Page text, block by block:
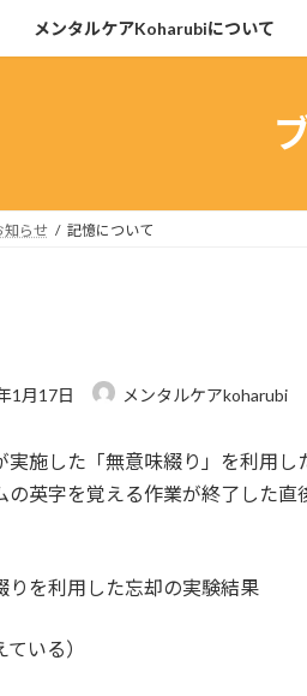
メンタルケアKoharubiについて
知らせ 記憶について
1月17日 メンタルケアkoharubi
施した「無意味綴り」を利用し
英字を覚える作業が終了した
を利用した忘却の実験結果
いる）